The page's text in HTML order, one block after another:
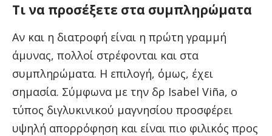
Τι να προσέξετε στα συμπληρώματα
Αν και η διατροφή είναι η πρώτη γραμμή
άμυνας, πολλοί στρέφονται και στα
συμπληρώματα. Η επιλογή, όμως, έχει
σημασία. Σύμφωνα με την δρ Isabel Viña, ο
τύπος διγλυκινικού μαγνησίου προσφέρει
υψηλή απορρόφηση και είναι πιο φιλικός προς